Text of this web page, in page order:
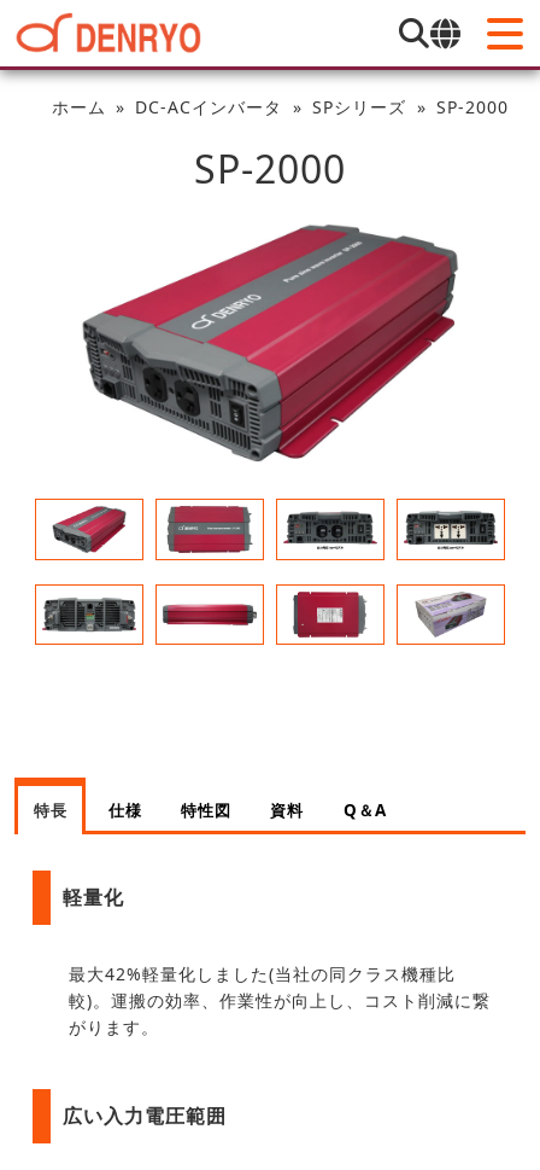
ホーム DC-ACインバータ SPシリーズ SP-2000
SP-2000
特長 仕様 特性図 資料 Q＆A
軽量化
最大42%軽量化しました(当社の同クラス機種比
較)。運搬の効率、作業性が向上し、コスト削減に繋
がります。
広い入力電圧範囲